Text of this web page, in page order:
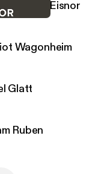
Eisnor
Di-Ann Eisnor
Wagonheim
Glatt
Ruben